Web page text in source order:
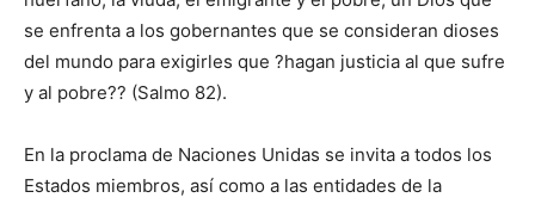
se enfrenta a los gobernantes que se consideran dioses
del mundo para exigirles que ?hagan justicia al que sufre
y al pobre?? (Salmo 82).
En la proclama de Naciones Unidas se invita a todos los
Estados miembros, así como a las entidades de la